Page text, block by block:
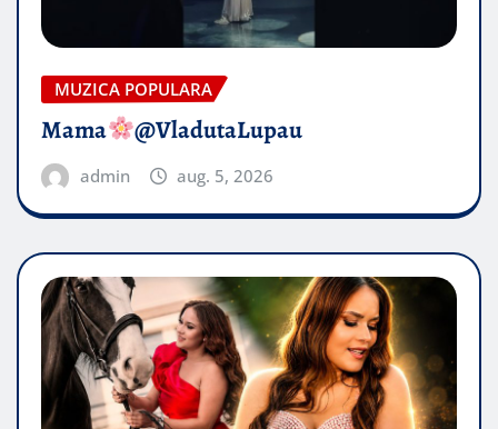
MUZICA POPULARA
Mama @VladutaLupau
admin aug. 5, 2026